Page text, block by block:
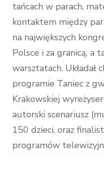
tańcach w parach,
kontaktem między
na największych
Polsce i za granicą, a
warsztatach. Układał
programie Taniec z
Krakowskiej
autorski scenariusz
150 dzieci, oraz
programów